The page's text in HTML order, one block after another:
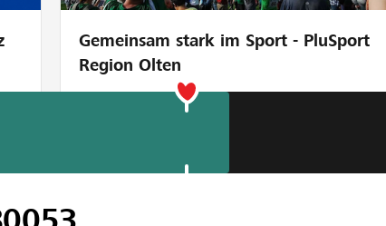
Gemeinsam stark im Sport - PluSport
Region Olten
im Entlebuch